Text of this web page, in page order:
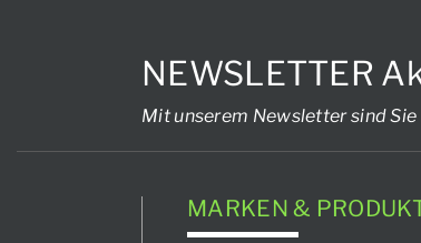
NEWSLETTER
Mit unserem Newsletter sind
MARKEN &